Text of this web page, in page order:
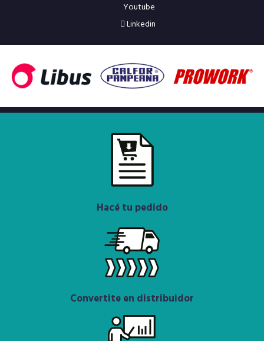
Youtube
Linkedin
Hacé tu pedido
Convertite en distribuidor